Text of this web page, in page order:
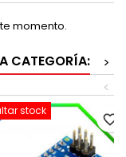
momento.
CATEGORÍA:
>
<
stock
favorite_border